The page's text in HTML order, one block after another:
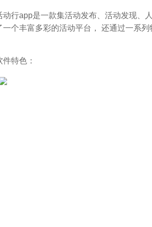
动行app是一款集活动发布、活动发现、
一个丰富多彩的活动平台， 还通过一系
件特色：